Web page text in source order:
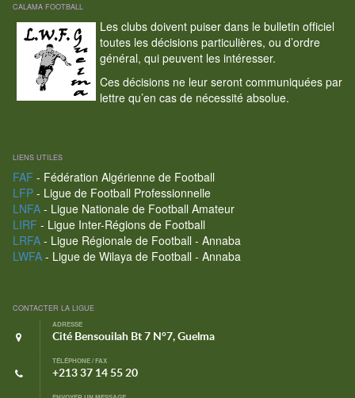
CALAMA FOOTBALL
Les clubs doivent puiser dans le bulletin officiel
toutes les décisions particulières, ou d’ordre
général, qui peuvent les intéresser.
Ces décisions ne leur seront communiquées par
lettre qu’en cas de nécessité absolue.
LIENS UTILES
FAF - Fédération Algérienne de Football
LFP- Ligue de Football Professionnelle
LNFA- Ligue Nationale de Football Amateur
LIRF - Ligue Inter-Régions de Football
LRFA- Ligue Régionale de Football - Annaba
LWFA- Ligue de Wilaya de Football - Annaba
CONTACTER LA LIGUE
ADRESSE
Cité Bensouilah Bt 7 N°7, Guelma
TÉLÉPHONE / FAX
+213 37 14 55 20